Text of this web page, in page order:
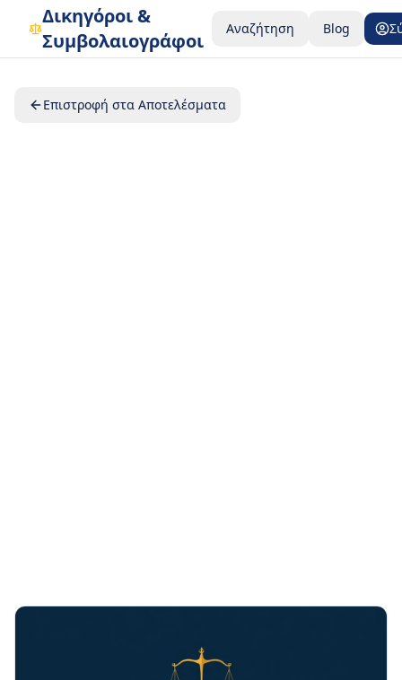
Δικηγόροι &
Συμβολαιογράφοι
Αναζήτηση Blog
Επιστροφή στα Αποτελέσματα